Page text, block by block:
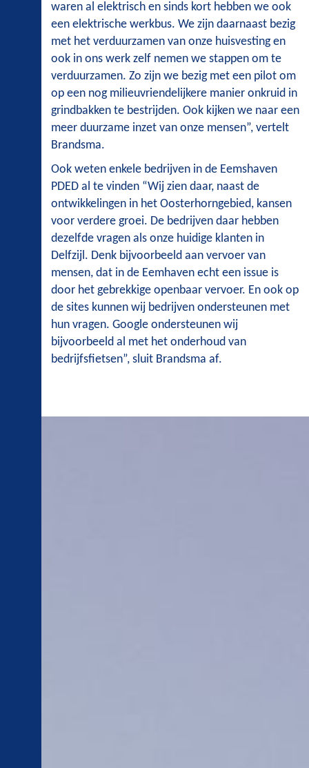
waren al elektrisch en sinds kort hebben we ook
een elektrische werkbus. We zijn daarnaast bezig
met het verduurzamen van onze huisvesting en
ook in ons werk zelf nemen we stappen om te
verduurzamen. Zo zijn we bezig met een pilot om
op een nog milieuvriendelijkere manier onkruid in
grindbakken te bestrijden. Ook kijken we naar een
meer duurzame inzet van onze mensen”, vertelt
Brandsma.
Ook weten enkele bedrijven in de Eemshaven
PDED al te vinden “Wij zien daar, naast de
ontwikkelingen in het Oosterhorngebied, kansen
voor verdere groei. De bedrijven daar hebben
dezelfde vragen als onze huidige klanten in
Delfzijl. Denk bijvoorbeeld aan vervoer van
mensen, dat in de Eemhaven echt een issue is
door het gebrekkige openbaar vervoer. En ook op
de sites kunnen wij bedrijven ondersteunen met
hun vragen. Google ondersteunen wij
bijvoorbeeld al met het onderhoud van
bedrijfsfietsen”, sluit Brandsma af.